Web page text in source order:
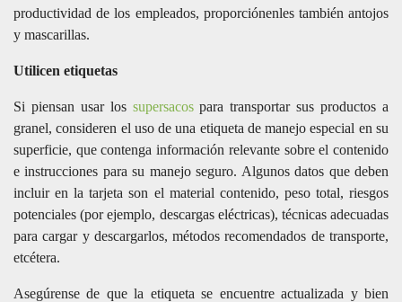
productividad de los empleados, proporciónenles también antojos
y mascarillas.
Utilicen etiquetas
Si piensan usar los supersacospara transportar sus productos a
granel, consideren el uso de una etiqueta de manejo especial en su
superficie, que contenga información relevante sobre el contenido
e instrucciones para su manejo seguro. Algunos datos que deben
incluir en la tarjeta son el material contenido, peso total, riesgos
potenciales (por ejemplo, descargas eléctricas), técnicas adecuadas
para cargar y descargarlos, métodos recomendados de transporte,
etcétera.
Asegúrense de que la etiqueta se encuentre actualizada y bien